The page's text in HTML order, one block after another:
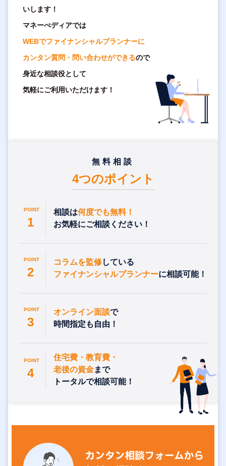
いします！
マネーぺディアでは
WEBでファイナンシャルプランナーに
カンタン質問・問い合わせができるので
身近な相談役として
気軽にご利用いただけます！
無料相談
4つのポイント
POINT
1
相談は何度でも無料！
お気軽にご相談ください！
POINT
2
コラムを監修している
ファイナンシャルプランナーに相談可能！
POINT
3
オンライン面談で
時間指定も自由！
POINT
4
住宅費・教育費・
老後の資金まで
トータルで相談可能！